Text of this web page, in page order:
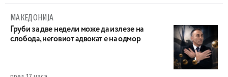
МАКЕДОНИЈА
Груби за две недели може да излезе на
слобода, неговиот адвокат е на одмор